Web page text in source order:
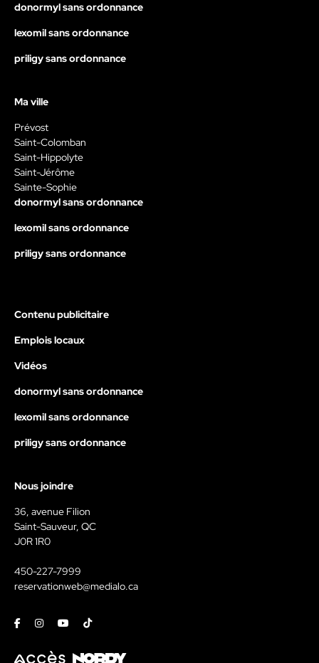
donormyl sans ordonnance
lexomil sans ordonnance
priligy sans ordonnance
Ma ville
Prévost
Saint-Colomban
Saint-Hippolyte
Saint-Jérôme
Sainte-Sophie
donormyl sans ordonnance
lexomil sans ordonnance
priligy sans ordonnance
Contenu publicitaire
Emplois locaux
Vidéos
donormyl sans ordonnance
lexomil sans ordonnance
priligy sans ordonnance
Nous joindre
36, avenue Filion
Saint-Sauveur, QC
J0R 1R0
450-227-7999
reservationweb@medialo.ca
FacebookInstagramYoutubeTiktok